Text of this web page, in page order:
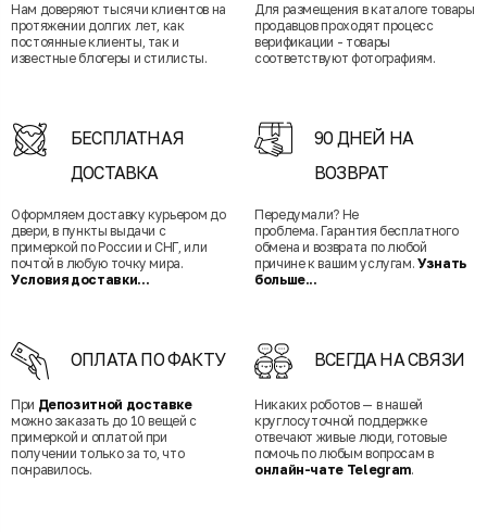
Нам доверяют тысячи клиентов на
протяжении долгих лет, как
постоянные клиенты, так и
известные блогеры и стилисты.
Для размещения в каталоге товары
продавцов проходят процесс
верификации - товары
соответствуют фотографиям.
БЕСПЛАТНАЯ
ДОСТАВКА
Оформляем доставку курьером до
двери, в пункты выдачи с
примеркой по России и СНГ, или
почтой в любую точку мира.
Условия доставки...
90 ДНЕЙ НА
ВОЗВРАТ
Передумали? Не
проблема. Гарантия бесплатного
обмена и возврата по любой
причине к вашим услугам. Узнать
больше...
ОПЛАТА ПО ФАКТУ
При Депозитной доставке
можно заказать до 10 вещей с
примеркой и оплатой при
получении только за то, что
понравилось.
ВСЕГДА НА СВЯЗИ
Никаких роботов — в нашей
круглосуточной поддержке
отвечают живые люди, готовые
помочь по любым вопросам в
онлайн-чате Telegram.